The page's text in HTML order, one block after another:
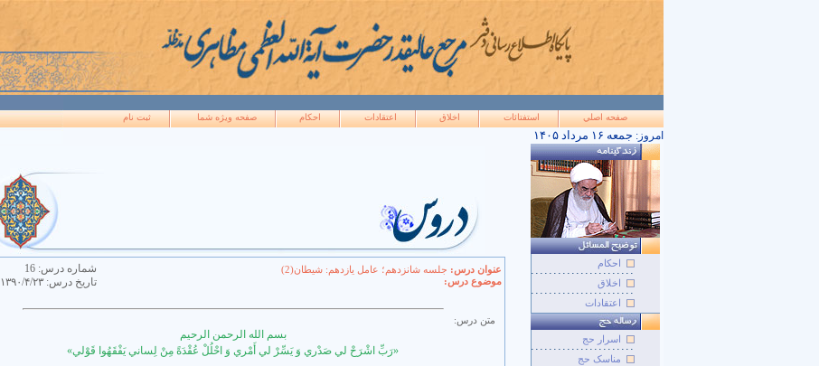
صفحه اصلي استفتائات اخلاق اعتقادات احکام صفحه ويژه شما ثبت نام
امروز: ۱۴۰۵ جمعه ۱۶ مرداد
عنوان درس: جلسه شانزدهم؛ عامل یازدهم: شیطان(2)
موضوع درس:
شماره درس:16
تاريخ درس:۱۳۹۰/۴/۲۳
متن درس:
بسم الله الرحمن الرحیم
«رَبِّ اشْرَحْ لي صَدْري‏ وَ يَسِّرْ لي أَمْري وَ احْلُلْ عُقْدَةً مِنْ لِساني يَفْقَهُوا قَوْلي‏»
احکام
اخلاق
اعتقادات
اسرار حج
مناسک حج